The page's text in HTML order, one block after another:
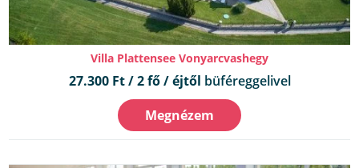
Villa Plattensee Vonyarcvashegy
27.300 Ft / 2 fő / éjtől büféreggelivel
Megnézem